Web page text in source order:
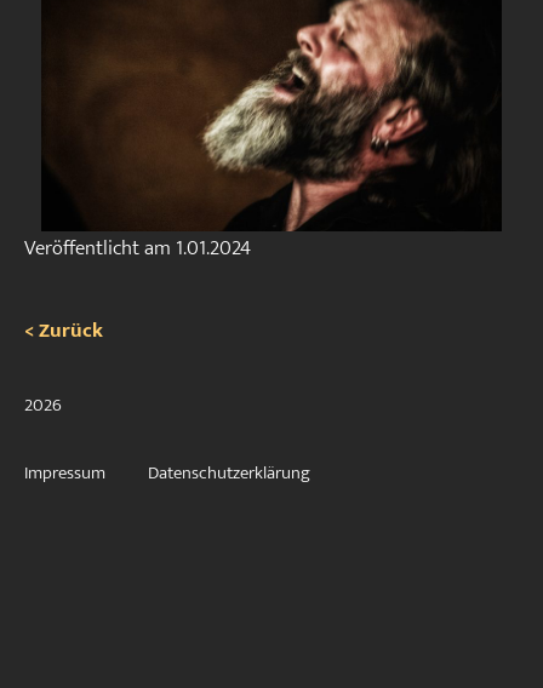
Veröffentlicht am 1.01.2024
< Zurück
2026
Impressum Datenschutzerklärung